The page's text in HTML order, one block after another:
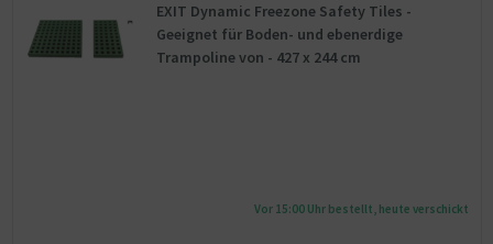
EXIT Dynamic Freezone Safety Tiles -
Geeignet für Boden- und ebenerdige
Trampoline von - 427 x 244 cm
Vor 15:00 Uhr bestellt, heute verschickt